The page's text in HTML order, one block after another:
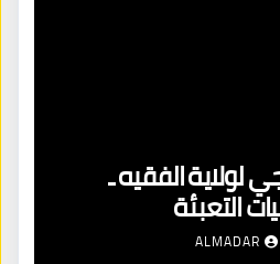
لولاية الفقيه ـ
التعبئة
ALMADAR